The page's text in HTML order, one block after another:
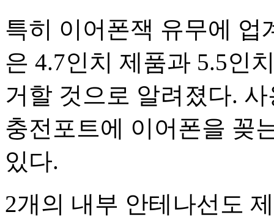
특히 이어폰잭 유무에 업
은 4.7인치 제품과 5.5인
거할 것으로 알려졌다.
충전포트에 이어폰을 꽂
있다.
2개의 내부 안테나선도